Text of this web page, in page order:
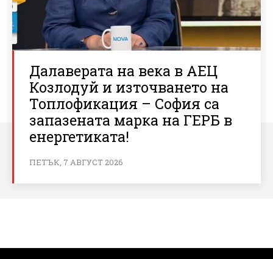
Далаверата на века в АЕЦ
Козлодуй и източването на
Топлофикация – София са
запазената марка на ГЕРБ в
енергетиката!
ПЕТЪК, 7 АВГУСТ 2026